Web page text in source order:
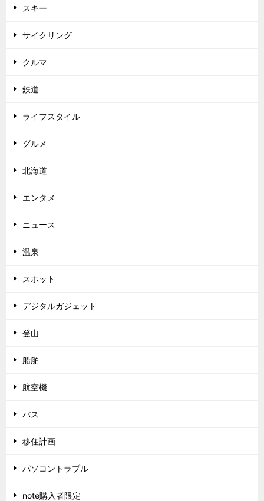
スキー
サイクリング
クルマ
鉄道
ライフスタイル
グルメ
北海道
エンタメ
ニュース
温泉
スポット
デジタルガジェット
登山
船舶
航空機
バス
移住計画
パソコントラブル
note購入者限定